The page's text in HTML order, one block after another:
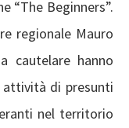
“The Beginners”.
regionale Mauro
cautelare hanno
di presunti
nel territorio